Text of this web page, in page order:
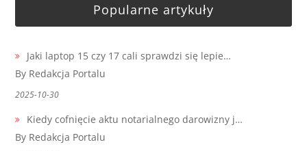
Popularne artykuły
Jaki laptop 15 czy 17 cali sprawdzi się lepie…
By Redakcja Portalu
2025-10-30
Kiedy cofnięcie aktu notarialnego darowizny j…
By Redakcja Portalu